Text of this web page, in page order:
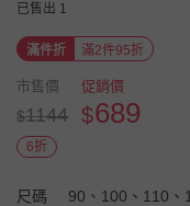
已售出 1
滿件折 滿2件95折
市售價
$1144
促銷價
$689
6折
尺碼 90、100、110、